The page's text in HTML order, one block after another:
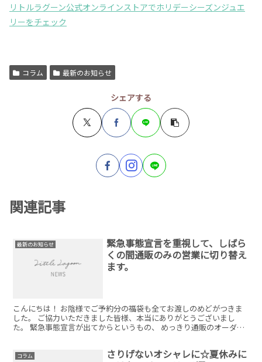
リトルラグーン公式オンラインストアでホリデーシーズンジュエ
リーをチェック
コラム 最新のお知らせ
シェアする
関連記事
最新のお知らせ
緊急事態宣言を重視して、しばら
くの間通販のみの営業に切り替え
ます。
こんにちは！ お陰様でご予約分の福袋も全てお渡しのめどがつきま
した。 ご協力いただきました皆様、本当にありがとうございまし
た。 緊急事態宣言が出てからというもの、 めっきり通販のオーダー
コラム
さりげないオシャレに☆夏休みに